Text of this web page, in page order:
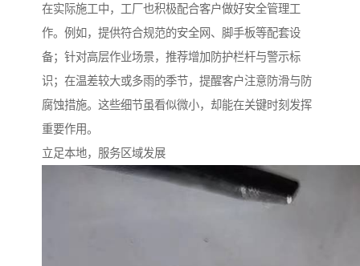
在实际施工中，工厂也积极配合客户做好安全管理工
作。例如，提供符合规范的安全网、脚手板等配套设
备；针对高层作业场景，推荐增加防护栏杆与警示标
识；在温差较大或多雨的季节，提醒客户注意防滑与防
腐蚀措施。这些细节虽看似微小，却能在关键时刻发挥
重要作用。
立足本地，服务区域发展